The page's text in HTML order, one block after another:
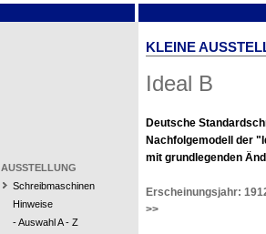
AUSSTELLUNG
Schreibmaschinen
Hinweise
- Auswahl A - Z
KLEINE
Ideal B
Deutsche
Nachfolgemodell der
mit grundlegenden
Erscheinungsjahr:
>>